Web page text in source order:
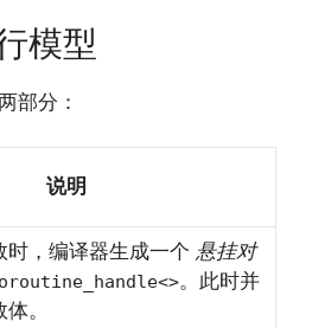
模型
部分：
说明
时，编译器生成一个 悬挂对
。此时并
。